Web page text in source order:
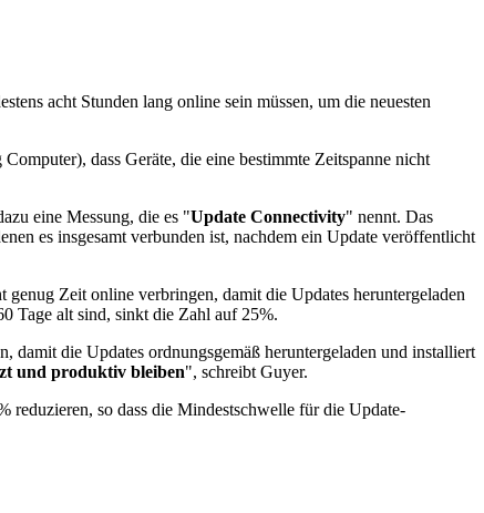
acht Stunden lang online sein müssen, um die neuesten
dass Geräte, die eine bestimmte Zeitspanne nicht
eine Messung, die es "Update Connectivity" nennt. Das
es insgesamt verbunden ist, nachdem ein Update veröffentlicht
Zeit online verbringen, damit die Updates heruntergeladen
Tage alt sind, sinkt die Zahl auf 25%.
die Updates ordnungsgemäß heruntergeladen und installiert
und produktiv bleiben", schreibt Guyer.
reduzieren, so dass die Mindestschwelle für die Update-